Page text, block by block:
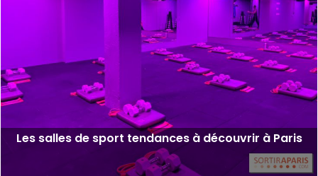
Les salles de sport tendances à découvrir à Paris